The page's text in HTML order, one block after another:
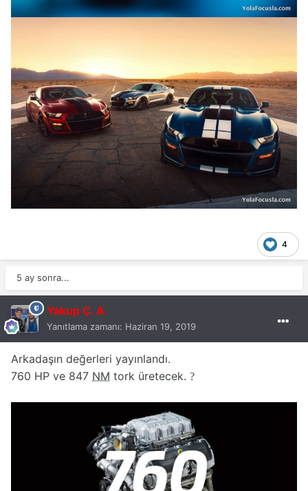
4
5 ay sonra...
Yakup Ç. A.
Yanıtlama zamanı: Haziran 19, 2019
Arkadaşın değerleri yayınlandı.
760 HP ve 847 NM tork üretecek. ?